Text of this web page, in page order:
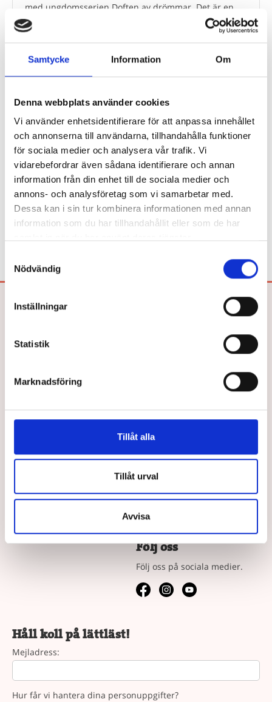
Samtycke Information Om
Denna webbplats använder cookies
Vi använder enhetsidentifierare för att anpassa innehållet
och annonserna till användarna, tillhandahålla funktioner
för sociala medier och analysera vår trafik. Vi
vidarebefordrar även sådana identifierare och annan
information från din enhet till de sociala medier och
annons- och analysföretag som vi samarbetar med.
Dessa kan i sin tur kombinera informationen med annan
information som du har tillhandahållit eller som de har
Nödvändig
Inställningar
Statistik
Marknadsföring
Tillåt alla
Tillåt urval
Avvisa
med ungdomsserien Doften av drömmar. Det är en
somrig feelgood-serie om vänskap, nyfunnen kärlek
och massvis med bakning.
0 kommentar(er) Läs mer
Är du bibliotekarie eller pedagog? Här
köper du in!
Beroende på kommunens upphandlingsavtal köper du våra
böcker hos Adlibris, Bokus eller Läromedia. Spel och Flugo-
dockor? Dem köper du hos Läromedia.
Direktupphandling då? Jo, det kan du göra! Mejla oss!
Bokförlaget Hegas AB
252 21 HELSINGBORG
Lättlästa böcker efter ålder
Om oss
Författare
Våra köpvillkor
Vår syn på lättläst
Följ oss
Följ oss på sociala medier.
Håll koll på lättläst!
Mejladress:
Hur får vi hantera dina personuppgifter?